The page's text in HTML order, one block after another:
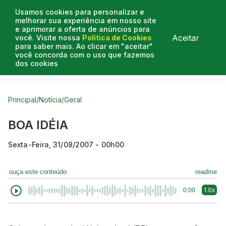
Usamos cookies para personalizar e
melhorar sua experiência em nosso site
e aprimorar a oferta de anúncios para
você. Visite nossa Política de Cookies
para saber mais. Ao clicar em "aceitar"
você concorda com o uso que fazemos
dos cookies
Aceitar
Curtas do Poder
Principal/Notícia/Geral
BOA IDÉIA
Sexta-Feira, 31/08/2007 - 00h00
ouça este conteúdo readme
0:00 1.0x